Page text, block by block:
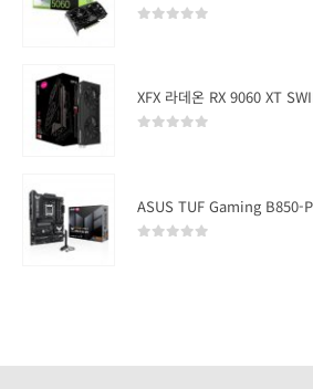
XFX 라데온 RX 9060 XT
ASUS TUF Gaming B850-